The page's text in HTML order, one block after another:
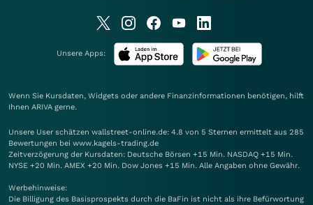
Unsere Apps:
Wenn Sie Kursdaten, Widgets oder andere Finanzinformationen benötigen, hilft
Ihnen ARIVA gerne.
Unsere User schätzen wallstreet-online.de: 4.8 von 5 Sternen ermittelt aus 285
Bewertungen bei www.kagels-trading.de
Zeitverzögerung der Kursdaten: Deutsche Börsen +15 Min. NASDAQ +15 Min.
NYSE +20 Min. AMEX +20 Min. Dow Jones +15 Min. Alle Angaben ohne Gewähr.
Werbehinweise:
Die Billigung des Basisprospekts durch die BaFin ist nicht als ihre Befürwortung